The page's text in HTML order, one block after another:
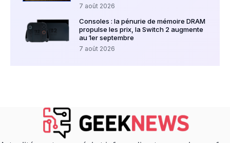
7 août 2026
Consoles : la pénurie de mémoire DRAM
propulse les prix, la Switch 2 augmente
au 1er septembre
7 août 2026